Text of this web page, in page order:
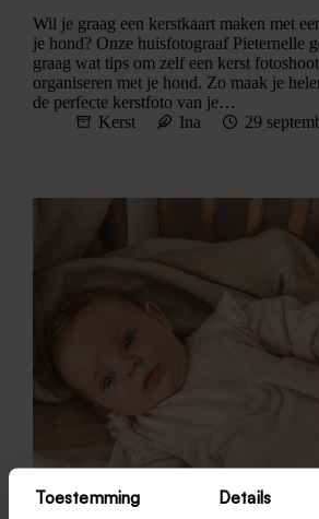
Toestemming Details
Wil je graag een kerstkaart maken met
je hond? Onze huisfotograaf Pieternelle
graag wat tips om zelf een kerst
organiseren met je hond. Zo maak je
de perfecte kerstfoto van je…
Kerst
Ina 29